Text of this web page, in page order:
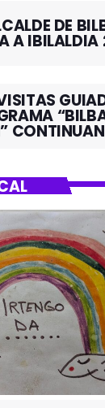
DE
A IBILALDIA